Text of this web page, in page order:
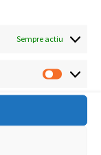
Sempre actiu